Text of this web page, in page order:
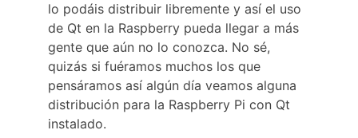
lo podáis distribuir libremente y así el uso
de Qt en la Raspberry pueda llegar a más
gente que aún no lo conozca. No sé,
quizás si fuéramos muchos los que
pensáramos así algún día veamos alguna
distribución para la Raspberry Pi con Qt
instalado.